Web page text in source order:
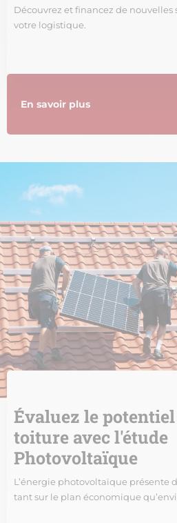
Découvrez et financez de
votre logistique.
En savoir plus
Évaluez le
toiture avec l'étude
Photovoltaïque
L’énergie photovoltaïque présente
tant sur le plan économique